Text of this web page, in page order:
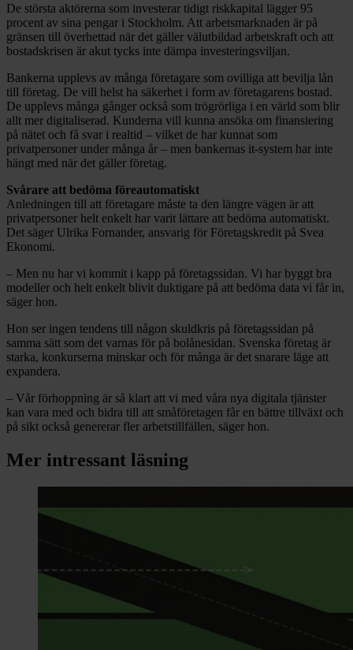
De största aktörerna som investerar tidigt riskkapital lägger 95
procent av sina pengar i Stockholm. Att arbetsmarknaden är på
gränsen till överhettad när det gäller välutbildad arbetskraft och att
bostadskrisen är akut tycks inte dämpa investeringsviljan.
Bankerna upplevs av många företagare som ovilliga att bevilja lån
till företag. De vill helst ha säkerhet i form av företagarens bostad.
De upplevs många gånger också som trögrörliga i en värld som blir
allt mer digitaliserad. Kunderna vill kunna ansöka om finansiering
på nätet och få svar i realtid – vilket de har kunnat som
privatpersoner under många år – men bankernas it-system har inte
hängt med när det gäller företag.
Svårare att bedöma föreautomatiskt
Anledningen till att företagare måste ta den längre vägen är att
privatpersoner helt enkelt har varit lättare att bedöma automatiskt.
Det säger Ulrika Fornander, ansvarig för Företagskredit på Svea
Ekonomi.
– Men nu har vi kommit i kapp på företagssidan. Vi har byggt bra
modeller och helt enkelt blivit duktigare på att bedöma data vi får in,
säger hon.
Hon ser ingen tendens till någon skuldkris på företagssidan på
samma sätt som det varnas för på bolånesidan. Svenska företag är
starka, konkurserna minskar och för många är det snarare läge att
expandera.
– Vår förhoppning är så klart att vi med våra nya digitala tjänster
kan vara med och bidra till att småföretagen får en bättre tillväxt och
på sikt också genererar fler arbetstillfällen, säger hon.
Mer intressant läsning